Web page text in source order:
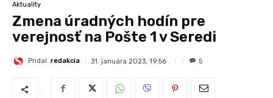
Aktuality
Zmena úradných hodín pre
verejnosť na Pošte 1 v Seredi
Pridal redakcia 31. januára 2023, 19:56 5